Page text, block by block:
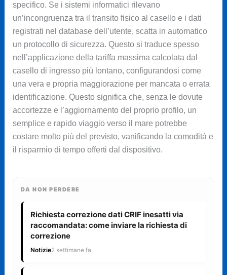
specifico. Se i sistemi informatici rilevano
un’incongruenza tra il transito fisico al casello e i dati
registrati nel database dell’utente, scatta in automatico
un protocollo di sicurezza. Questo si traduce spesso
nell’applicazione della tariffa massima calcolata dal
casello di ingresso più lontano, configurandosi come
una vera e propria maggiorazione per mancata o errata
identificazione. Questo significa che, senza le dovute
accortezze e l’aggiornamento del proprio profilo, un
semplice e rapido viaggio verso il mare potrebbe
costare molto più del previsto, vanificando la comodità e
il risparmio di tempo offerti dal dispositivo.
DA NON PERDERE
Richiesta correzione dati CRIF inesatti via
raccomandata: come inviare la richiesta di
correzione
Notizie2 settimane fa